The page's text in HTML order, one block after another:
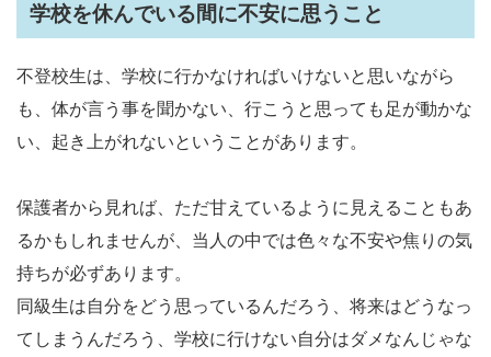
学校を休んでいる間に不安に思うこと
不登校生は、学校に行かなければいけないと思いながら
も、体が言う事を聞かない、行こうと思っても足が動かな
い、起き上がれないということがあります。
保護者から見れば、ただ甘えているように見えることもあ
るかもしれませんが、当人の中では色々な不安や焦りの気
持ちが必ずあります。
同級生は自分をどう思っているんだろう、将来はどうなっ
てしまうんだろう、学校に行けない自分はダメなんじゃな